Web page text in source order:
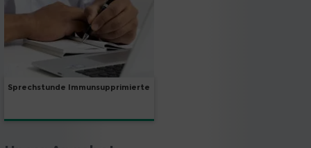
Sprechstunde Immunsupprimierte